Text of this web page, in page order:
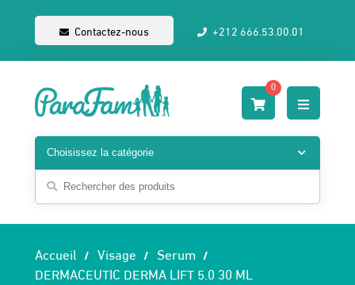
Contactez-nous +212 666.53.00.01
0
Accueil Visage
Serum
DERMACEUTIC DERMA LIFT 5.0 30 ML